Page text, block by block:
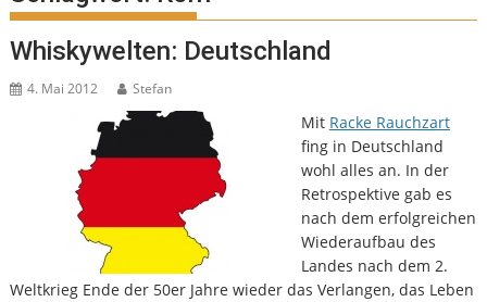
Whiskywelten: Deutschland
4. Mai 2012 Stefan
Mit Racke Rauchzart
fing in Deutschland
wohl alles an. In der
Retrospektive gab es
nach dem erfolgreichen
Wiederaufbau des
Landes nach dem 2.
Weltkrieg Ende der 50er Jahre wieder das Verlangen, das Leben